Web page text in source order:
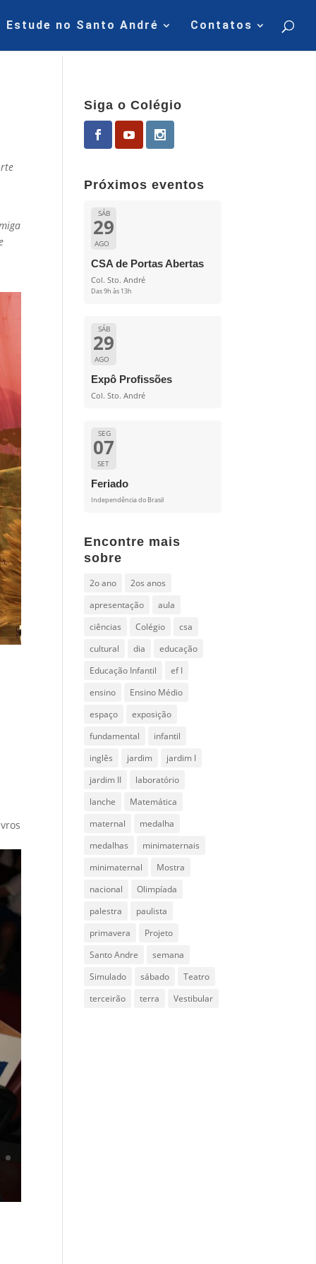
Estude no Santo André Contatos
Siga o Colégio
Próximos eventos
SÁB
29
AGO
CSA de Portas Abertas
Col. Sto. André
Das 9h às 13h
SÁB
29
AGO
Expô Profissões
Col. Sto. André
SEG
07
SET
Feriado
Independência do Brasil
Encontre mais
sobre
2o ano
2os anos
apresentação
aula
ciências
Colégio
csa
cultural
dia
educação
Educação Infantil
ef I
ensino
Ensino Médio
espaço
exposição
fundamental
infantil
inglês
jardim
jardim I
jardim II
laboratório
lanche
Matemática
maternal
medalha
medalhas
minimaternais
minimaternal
Mostra
nacional
Olimpíada
palestra
paulista
primavera
Projeto
Santo Andre
semana
Simulado
sábado
Teatro
terceirão
terra Vestibular